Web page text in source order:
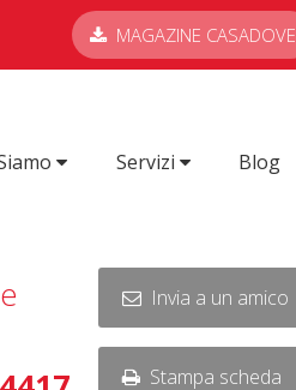
MAGAZINE CASADOVE
Servizi Blog
Invia a un amico
Stampa scheda